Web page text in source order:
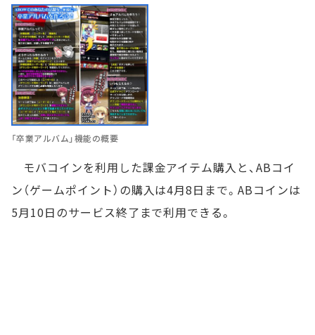
「卒業アルバム」機能の概要
モバコインを利用した課金アイテム購入と、ABコイ
ン（ゲームポイント）の購入は4月8日まで。ABコインは
5月10日のサービス終了まで利用できる。